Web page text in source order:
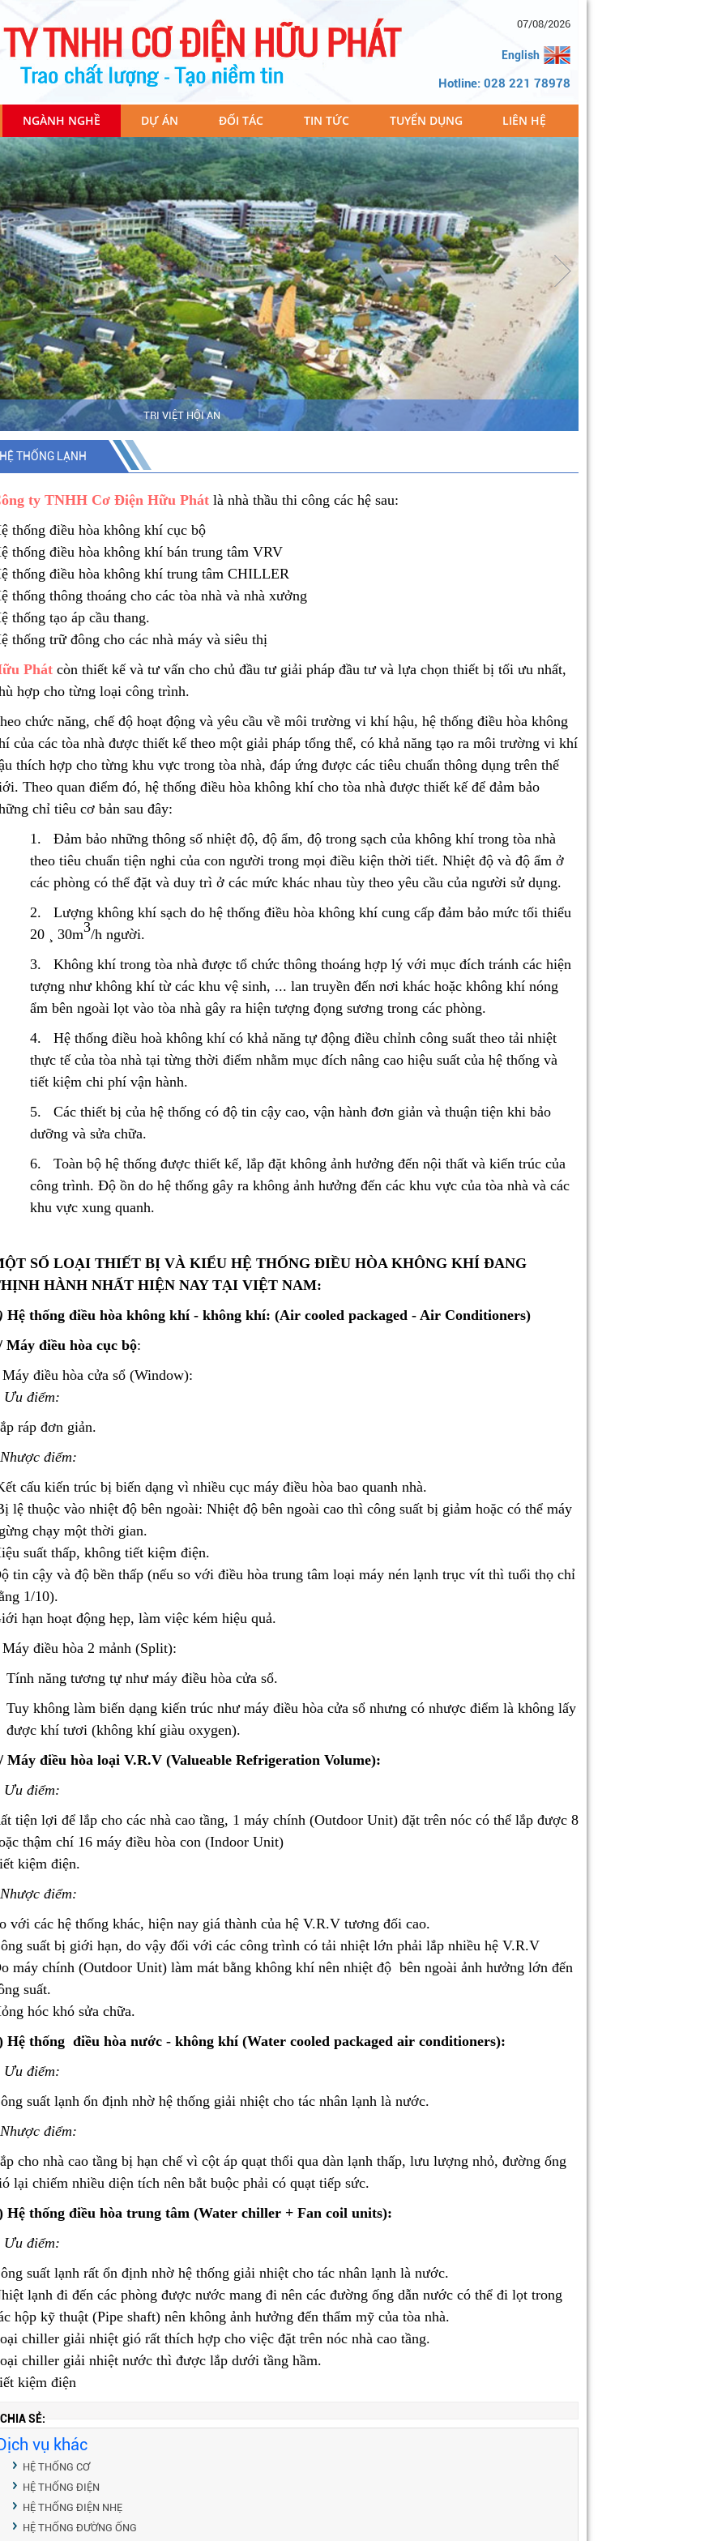
07/08/2026
English
Hotline: 028 221 78978
NGÀNH NGHỀ DỰ ÁN ĐỐI TÁC TIN TỨC TUYỂN DỤNG LIÊN HỆ
TRI VIỆT HỘI AN
HỆ THỐNG LẠNH
ty TNHH Cơ Điện Hữu Phátlà nhà thầu thi công các hệ sau:
thống điều hòa không khí cục bộ
thống điều hòa không khí bán trung tâm VRV
thống điều hòa không khí trung tâm CHILLER
thống thông thoáng cho các tòa nhà và nhà xưởng
thống tạo áp cầu thang.
thống trữ đông cho các nhà máy và siêu thị
Phátcòn thiết kế và tư vấn cho chủ đầu tư giải pháp đầu tư và lựa chọn thiết bị tối ưu nhất,
hợp cho từng loại công trình.
chức năng, chế độ hoạt động và yêu cầu về môi trường vi khí hậu, hệ thống điều hòa không
của các tòa nhà được thiết kế theo một giải pháp tổng thể, có khả năng tạo ra môi trường vi khí
thích hợp cho từng khu vực trong tòa nhà, đáp ứng được các tiêu chuẩn thông dụng trên thế
Theo quan điểm đó, hệ thống điều hòa không khí cho tòa nhà được thiết kế để đảm bảo
chỉ tiêu cơ bản sau đây:
1. Đảm bảo những thông số nhiệt độ, độ ẩm, độ trong sạch của không khí trong tòa nhà
theo tiêu chuẩn tiện nghi của con người trong mọi điều kiện thời tiết. Nhiệt độ và độ ẩm ở
các phòng có thể đặt và duy trì ở các mức khác nhau tùy theo yêu cầu của người sử dụng.
2. Lượng không khí sạch do hệ thống điều hòa không khí cung cấp đảm bảo mức tối thiểu
20 ¸ 30m3/h người.
3. Không khí trong tòa nhà được tổ chức thông thoáng hợp lý với mục đích tránh các hiện
tượng như không khí từ các khu vệ sinh, ... lan truyền đến nơi khác hoặc không khí nóng
ẩm bên ngoài lọt vào tòa nhà gây ra hiện tượng đọng sương trong các phòng.
4. Hệ thống điều hoà không khí có khả năng tự động điều chỉnh công suất theo tải nhiệt
thực tế của tòa nhà tại từng thời điểm nhằm mục đích nâng cao hiệu suất của hệ thống và
tiết kiệm chi phí vận hành.
5. Các thiết bị của hệ thống có độ tin cậy cao, vận hành đơn giản và thuận tiện khi bảo
dưỡng và sửa chữa.
6. Toàn bộ hệ thống được thiết kế, lắp đặt không ảnh hưởng đến nội thất và kiến trúc của
công trình. Độ ồn do hệ thống gây ra không ảnh hưởng đến các khu vực của tòa nhà và các
khu vực xung quanh.
SỐ LOẠI THIẾT BỊ VÀ KIỂU HỆ THỐNG ĐIỀU HÒA KHÔNG KHÍ ĐANG
HÀNH NHẤT HIỆN NAY TẠI VIỆT NAM:
) Hệ thống điều hòa không khí - không khí: (Air cooled packaged - Air Conditioners)
Máy điều hòa cục bộ:
điều hòa cửa sổ (Window):
Ưu điểm:
ráp đơn giản.
Nhược điểm:
cấu kiến trúc bị biến dạng vì nhiều cục máy điều hòa bao quanh nhà.
lệ thuộc vào nhiệt độ bên ngoài: Nhiệt độ bên ngoài cao thì công suất bị giảm hoặc có thể máy
chạy một thời gian.
suất thấp, không tiết kiệm điện.
tin cậy và độ bền thấp (nếu so với điều hòa trung tâm loại máy nén lạnh trục vít thì tuổi thọ chỉ
1/10).
hạn hoạt động hẹp, làm việc kém hiệu quả.
điều hòa 2 mảnh (Split):
Tính năng tương tự như máy điều hòa cửa sổ.
Tuy không làm biến dạng kiến trúc như máy điều hòa cửa sổ nhưng có nhược điểm là không lấy
được khí tươi (không khí giàu oxygen).
Máy điều hòa loại V.R.V (Valueable Refrigeration Volume):
Ưu điểm:
tiện lợi để lắp cho các nhà cao tầng, 1 máy chính (Outdoor Unit) đặt trên nóc có thể lắp được 8
thậm chí 16 máy điều hòa con (Indoor Unit)
kiệm điện.
điểm:
với các hệ thống khác, hiện nay giá thành của hệ V.R.V tương đối cao.
suất bị giới hạn, do vậy đối với các công trình có tải nhiệt lớn phải lắp nhiều hệ V.R.V
máy chính (Outdoor Unit) làm mát bằng không khí nên nhiệt độ bên ngoài ảnh hưởng lớn đến
suất.
hóc khó sửa chữa.
Hệ thống điều hòa nước - không khí (Water cooled packaged air conditioners):
Ưu điểm:
suất lạnh ổn định nhờ hệ thống giải nhiệt cho tác nhân lạnh là nước.
điểm:
cho nhà cao tầng bị hạn chế vì cột áp quạt thổi qua dàn lạnh thấp, lưu lượng nhỏ, đường ống
lại chiếm nhiều diện tích nên bắt buộc phải có quạt tiếp sức.
Hệ thống điều hòa trung tâm (Water chiller + Fan coil units):
Ưu điểm:
suất lạnh rất ổn định nhờ hệ thống giải nhiệt cho tác nhân lạnh là nước.
lạnh đi đến các phòng được nước mang đi nên các đường ống dẫn nước có thể đi lọt trong
hộp kỹ thuật (Pipe shaft) nên không ảnh hưởng đến thẩm mỹ của tòa nhà.
chiller giải nhiệt gió rất thích hợp cho việc đặt trên nóc nhà cao tầng.
chiller giải nhiệt nước thì được lắp dưới tầng hầm.
kiệm điện
CHIA SẺ:
vụ khác
HỆ THỐNG CƠ
HỆ THỐNG ĐIỆN
HỆ THỐNG ĐIỆN NHẸ
HỆ THỐNG ĐƯỜNG ỐNG